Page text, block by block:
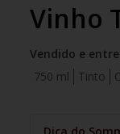
Vinho
Vendido e
Tinto
750 ml